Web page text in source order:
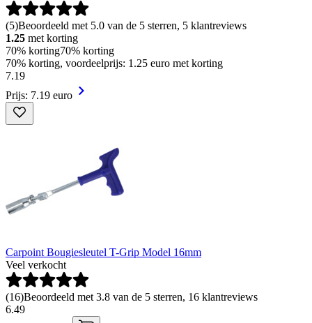
(5)Beoordeeld met 5.0 van de 5 sterren, 5 klantreviews
1.25 met korting
70% korting70% korting
70% korting, voordeelprijs: 1.25 euro met korting
7.19
Prijs: 7.19 euro
Carpoint Bougiesleutel T-Grip Model 16mm
Veel verkocht
(16)Beoordeeld met 3.8 van de 5 sterren, 16 klantreviews
6.49